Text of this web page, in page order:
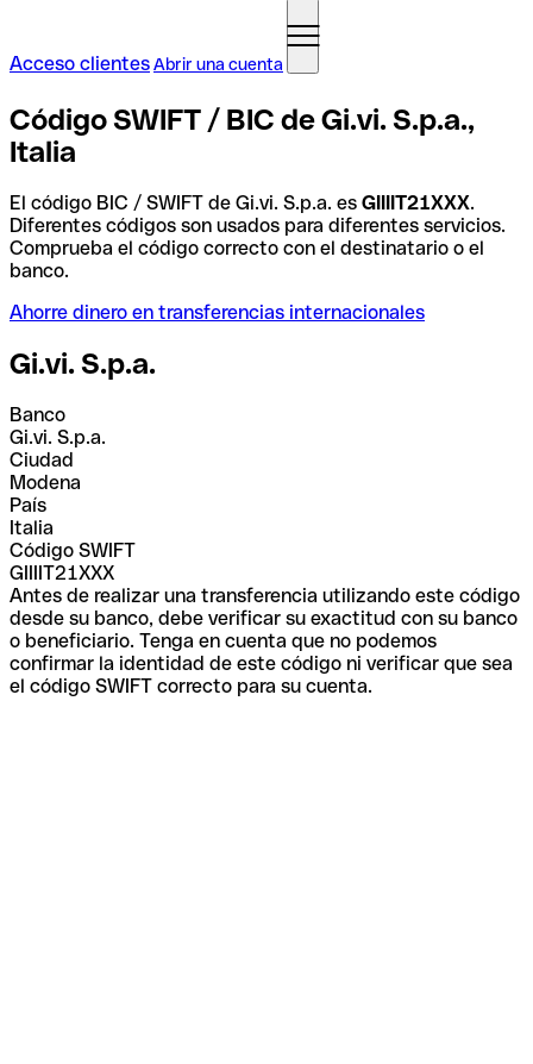
Acceso clientesAbrir una cuenta
Código SWIFT / BIC de Gi.vi. S.p.a.,
Italia
El código BIC / SWIFT de Gi.vi. S.p.a. es GIIIIT21XXX.
Diferentes códigos son usados para diferentes servicios.
Comprueba el código correcto con el destinatario o el
banco.
Ahorre dinero en transferencias internacionales
Gi.vi. S.p.a.
Banco
Gi.vi. S.p.a.
Ciudad
Modena
País
Italia
Código SWIFT
GIIIIT21XXX
Antes de realizar una transferencia utilizando este código
desde su banco, debe verificar su exactitud con su banco
o beneficiario. Tenga en cuenta que no podemos
confirmar la identidad de este código ni verificar que sea
el código SWIFT correcto para su cuenta.